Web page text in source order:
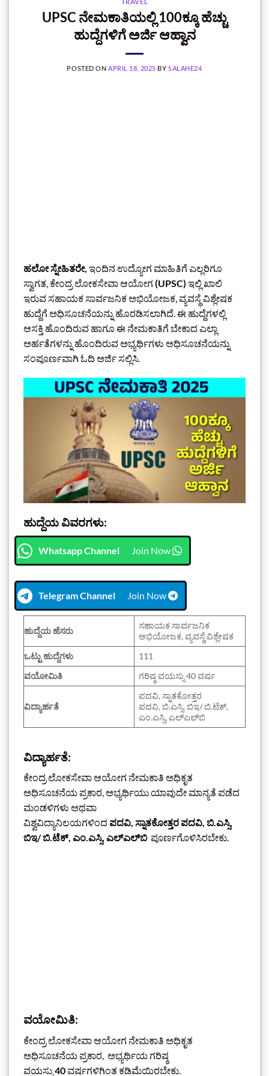
UPSC ನೇಮಕಾತಿಯಲ್ಲಿ 100ಕ್ಕೂ ಹೆಚ್ಚು
ಹುದ್ದೆಗಳಿಗೆ ಅರ್ಜಿ ಆಹ್ವಾನ
POSTED ON APRIL 18, 2025 BYSALAHE24
ಹಲೋ ಸ್ನೇಹಿತರೇ, ಇಂದಿನ ಉದ್ಯೋಗ ಮಾಹಿತಿಗೆ ಎಲ್ಲರಿಗೂ
ಸ್ವಾಗತ, ಕೇಂದ್ರ ಲೋಕಸೇವಾ ಆಯೋಗ (UPSC) ಇಲ್ಲಿ ಖಾಲಿ
ಇರುವ ಸಹಾಯಕ ಸಾರ್ವಜನಿಕ ಅಭಿಯೋಜಕ, ವ್ಯವಸ್ಥೆ ವಿಶ್ಲೇಷಕ
ಹುದ್ದೆಗೆ ಅಧಿಸೂಚನೆಯನ್ನು ಹೊರಡಿಸಲಾಗಿದೆ. ಈ ಹುದ್ದೆಗಳಲ್ಲಿ
ಆಸಕ್ತಿ ಹೊಂದಿರುವ ಹಾಗೂ ಈ ನೇಮಕಾತಿಗೆ ಬೇಕಾದ ಎಲ್ಲಾ
ಅರ್ಹತೆಗಳನ್ನು ಹೊಂದಿರುವ ಅಭ್ಯರ್ಥಿಗಳು ಅಧಿಸೂಚನೆಯನ್ನು
ಸಂಪೂರ್ಣವಾಗಿ ಓದಿ ಅರ್ಜಿ ಸಲ್ಲಿಸಿ.
ಹುದ್ದೆಯ ವಿವರಗಳು:
Whatsapp Channel Join Now
Telegram Channel Join Now
ಹುದ್ದೆಯ ಹೆಸರು
ಸಹಾಯಕ ಸಾರ್ವಜನಿಕ
ಅಭಿಯೋಜಕ, ವ್ಯವಸ್ಥೆ ವಿಶ್ಲೇಷಕ
ಒಟ್ಟು ಹುದ್ದೆಗಳು
111
ವಯೋಮಿತಿ
ಗರಿಷ್ಠ ವಯಸ್ಸು 40 ವರ್ಷ
ವಿದ್ಯಾರ್ಹತೆ
ಪದವಿ, ಸ್ನಾತಕೋತ್ತರ
ಪದವಿ, ಬಿ.ಎಸ್ಸಿ, ಬಿಇ/ ಬಿ.ಟೆಕ್,
ಎಂ.ಎಸ್ಸಿ, ಎಲ್‌ಎಲ್‌ಬಿ
ವಿದ್ಯಾರ್ಹತೆ:
ಕೇಂದ್ರ ಲೋಕಸೇವಾ ಆಯೋಗ ನೇಮಕಾತಿ ಅಧಿಕೃತ
ಅಧಿಸೂಚನೆಯ ಪ್ರಕಾರ, ಅಭ್ಯರ್ಥಿಯು ಯಾವುದೇ ಮಾನ್ಯತೆ ಪಡೆದ
ಮಂಡಳಿಗಳು ಅಥವಾ
ವಿಶ್ವವಿದ್ಯಾನಿಲಯಗಳಿಂದ ಪದವಿ, ಸ್ನಾತಕೋತ್ತರ ಪದವಿ, ಬಿ.ಎಸ್ಸಿ,
ಬಿಇ/ ಬಿ.ಟೆಕ್, ಎಂ.ಎಸ್ಸಿ, ಎಲ್‌ಎಲ್‌ಬಿ ಪೂರ್ಣಗೊಳಿಸಿರಬೇಕು.
ವಯೋಮಿತಿ:
ಕೇಂದ್ರ ಲೋಕಸೇವಾ ಆಯೋಗ ನೇಮಕಾತಿ ಅಧಿಕೃತ
ಅಧಿಸೂಚನೆಯ ಪ್ರಕಾರ, ಅಭ್ಯರ್ಥಿಯ ಗರಿಷ್ಠ
ವಯಸ್ಸು 40ವರ್ಷಗಳಿಗಿಂತ ಕಡಿಮೆಯಿರಬೇಕು.